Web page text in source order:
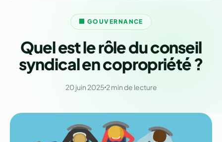
🏢 GOUVERNANCE
Quel est le rôle du conseil
syndical en copropriété ?
20 juin 20252 min de lecture